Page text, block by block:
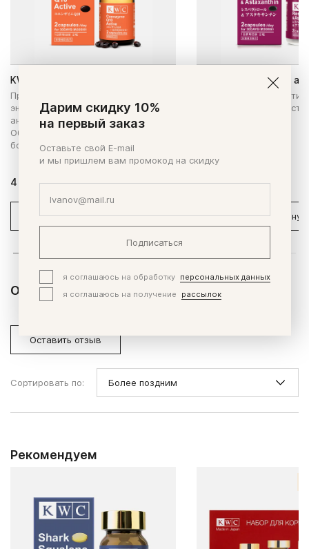
KWC Коэнзим Q10 Active
Препарат с мощным
энергообразующим и
антиоксидантным действием.
Обновленная формула - на 67%
больше коэнзима Q10!
4 970 ₽
В корзину
KWC Ресвератрол и
Комплекс мощных
антивозрастным
6 200 ₽
В корзину
Отзывы и вопросы
Оставить отзыв
Сортировать по:
Рекомендуем
Дарим скидку 10%
на первый заказ
Оставьте свой E-mail
и мы пришлем вам промокод на скидку
Подписаться
я соглашаюсь на обработку
персональных данных
я соглашаюсь на получение
рассылок